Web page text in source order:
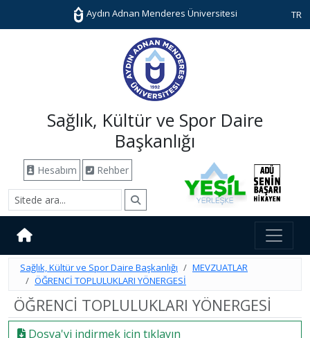
Aydın Adnan Menderes Üniversitesi TR
Sağlık, Kültür ve Spor Daire
Başkanlığı
Hesabım Rehber
Sağlık, Kültür ve Spor Daire Başkanlığı
MEVZUATLAR
ÖĞRENCİ TOPLULUKLARI YÖNERGESİ
ÖĞRENCİ TOPLULUKLARI YÖNERGESİ
Dosya'yi indirmek için tıklayın